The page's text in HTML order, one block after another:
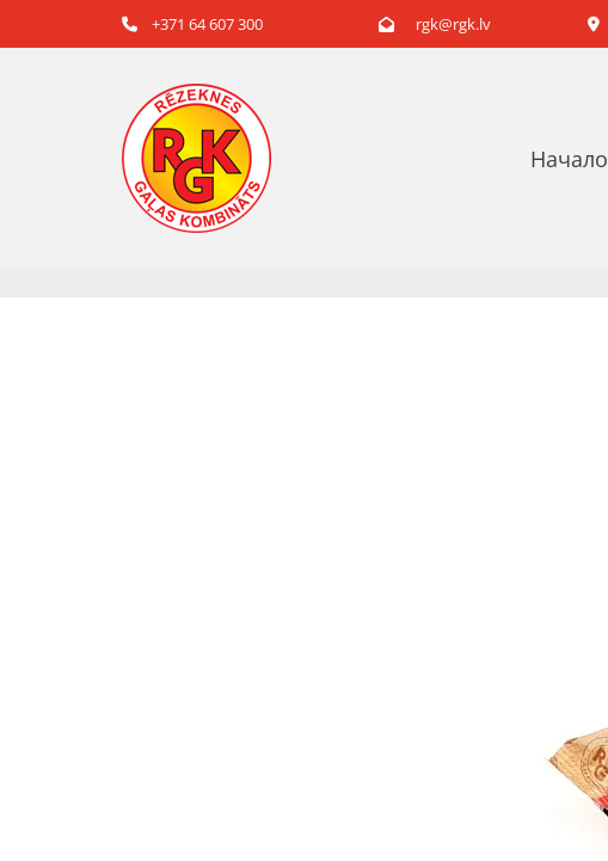
 +371 64 607 300  rgk@rgk.lv 
Начало